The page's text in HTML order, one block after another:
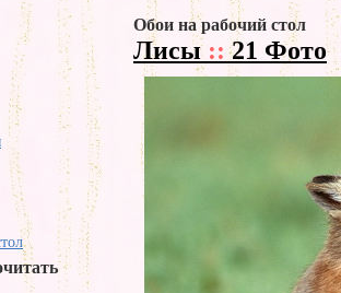
Обои на рабочий стол
Лисы ::21 Фото